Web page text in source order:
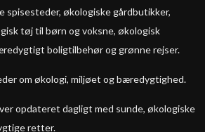
spisesteder, økologiske gårdbutikker,
tøj til børn og voksne, økologisk
boligtilbehør og grønne rejser.
om økologi, miljøet og bæredygtighed.
opdateret dagligt med sunde, økologiske
retter.